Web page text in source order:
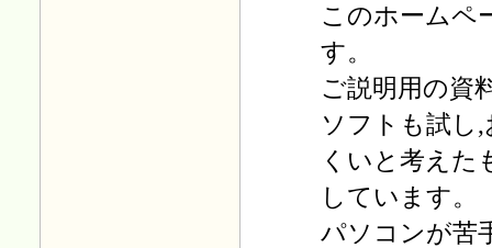
このホームペ
す。
ご説明用の資
ソフトも試し
くいと考えた
しています。
パソコンが苦